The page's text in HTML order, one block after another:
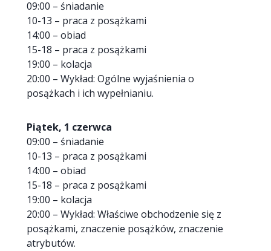
09:00 – śniadanie
10-13 – praca z posążkami
14:00 – obiad
15-18 – praca z posążkami
19:00 – kolacja
20:00 – Wykład: Ogólne wyjaśnienia o
posążkach i ich wypełnianiu.
Piątek, 1 czerwca
09:00 – śniadanie
10-13 – praca z posążkami
14:00 – obiad
15-18 – praca z posążkami
19:00 – kolacja
20:00 – Wykład: Właściwe obchodzenie się z
posążkami, znaczenie posążków, znaczenie
atrybutów.